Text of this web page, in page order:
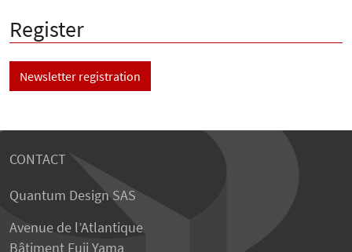
Register
Newsletter registration
CONTACT
Quantum Design SAS
Avenue de l’Atlantique
Bâtiment Fuji Yama